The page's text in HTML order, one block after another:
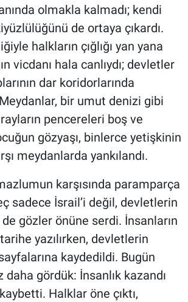
olmakla kalmadı; kendi
de ortaya çıkardı.
halkların çığlığı yan yana
vicdanı hala canlıydı; devletler
dar koridorlarında
bir umut denizi gibi
pencereleri boş ve
gözyaşı, binlerce yetişkinin
meydanlarda yankılandı.
karşısında paramparça
sadece İsrail’i değil, devletlerin
gözler önüne serdi. İnsanların
yazılırken, devletlerin
kaydedildi. Bugün
gördük: İnsanlık kazandı
Halklar öne çıktı,